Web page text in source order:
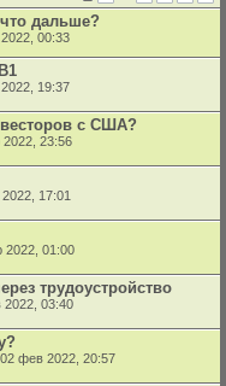
дальше?
00:33
19:37
с США?
2022, 23:56
17:01
2022, 01:00
трудоустройство
2022, 03:40
02 фев 2022, 20:57